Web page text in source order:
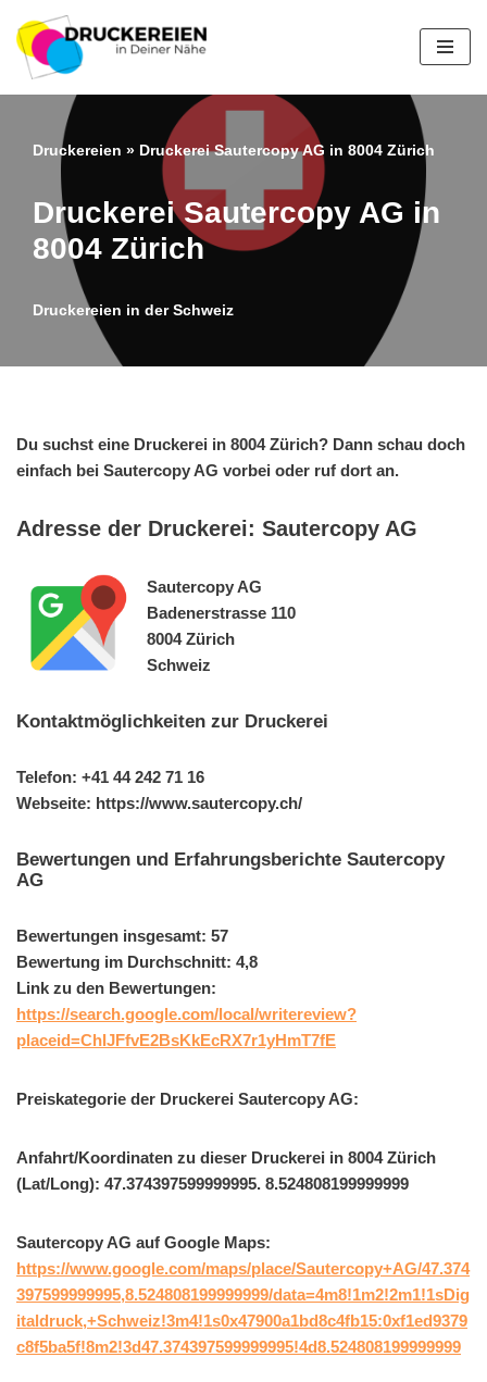
Zum
Inhalt
springen
Druckereien » Druckerei Sautercopy AG in 8004 Zürich
Druckerei Sautercopy AG in
8004 Zürich
Druckereien in der Schweiz
Du suchst eine Druckerei in 8004 Zürich? Dann schau doch
einfach bei Sautercopy AG vorbei oder ruf dort an.
Adresse der Druckerei: Sautercopy AG
Sautercopy AG
Badenerstrasse 110
8004 Zürich
Schweiz
Kontaktmöglichkeiten zur Druckerei
Telefon: +41 44 242 71 16
Webseite: https://www.sautercopy.ch/
Bewertungen und Erfahrungsberichte Sautercopy
AG
Bewertungen insgesamt: 57
Bewertung im Durchschnitt: 4,8
Link zu den Bewertungen:
https://search.google.com/local/writereview?
placeid=ChIJFfvE2BsKkEcRX7r1yHmT7fE
Preiskategorie der Druckerei Sautercopy AG:
Anfahrt/Koordinaten zu dieser Druckerei in 8004 Zürich
(Lat/Long): 47.374397599999995. 8.524808199999999
Sautercopy AG auf Google Maps:
https://www.google.com/maps/place/Sautercopy+AG/47.374
397599999995,8.524808199999999/data=4m8!1m2!2m1!1sDig
italdruck,+Schweiz!3m4!1s0x47900a1bd8c4fb15:0xf1ed9379
c8f5ba5f!8m2!3d47.374397599999995!4d8.524808199999999